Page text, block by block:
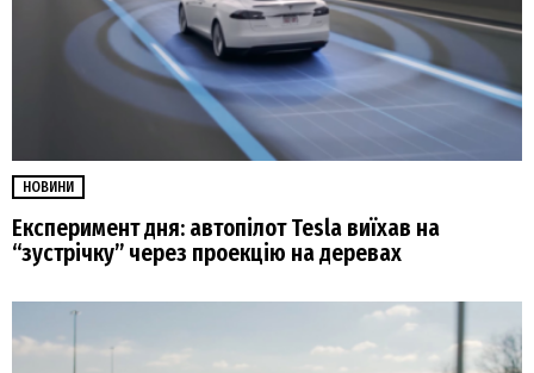
НОВИНИ
Експеримент дня: автопілот Tesla виїхав на
“зустрічку” через проекцію на деревах